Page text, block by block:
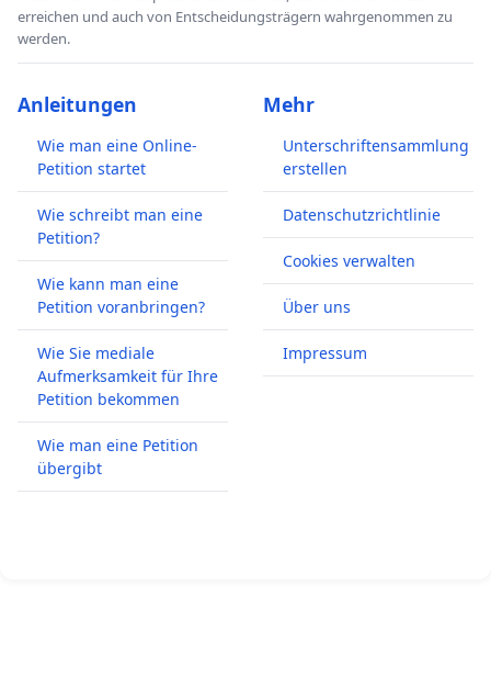
erreichen und auch von Entscheidungsträgern wahrgenommen zu
werden.
Anleitungen
Wie man eine Online-
Petition startet
Wie schreibt man eine
Petition?
Wie kann man eine
Petition voranbringen?
Wie Sie mediale
Aufmerksamkeit für Ihre
Petition bekommen
Wie man eine Petition
übergibt
Mehr
Unterschriftensammlung
erstellen
Datenschutzrichtlinie
Cookies verwalten
Über uns
Impressum